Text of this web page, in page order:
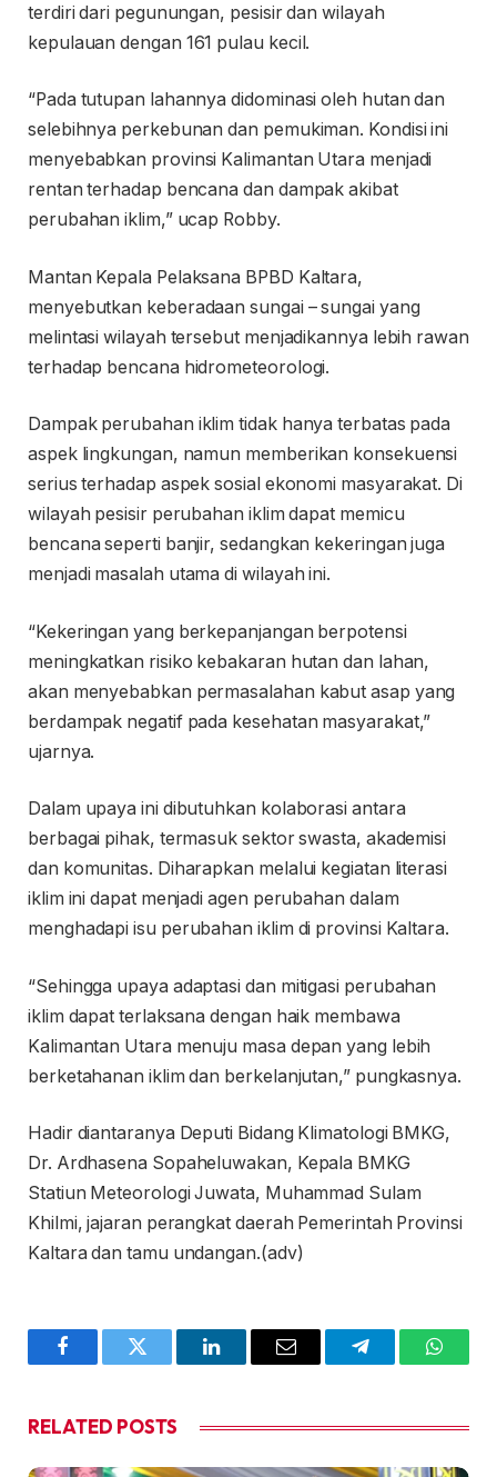
terdiri dari pegunungan, pesisir dan wilayah
kepulauan dengan 161 pulau kecil.
“Pada tutupan lahannya didominasi oleh hutan dan
selebihnya perkebunan dan pemukiman. Kondisi ini
menyebabkan provinsi Kalimantan Utara menjadi
rentan terhadap bencana dan dampak akibat
perubahan iklim,” ucap Robby.
Mantan Kepala Pelaksana BPBD Kaltara,
menyebutkan keberadaan sungai – sungai yang
melintasi wilayah tersebut menjadikannya lebih rawan
terhadap bencana hidrometeorologi.
Dampak perubahan iklim tidak hanya terbatas pada
aspek lingkungan, namun memberikan konsekuensi
serius terhadap aspek sosial ekonomi masyarakat. Di
wilayah pesisir perubahan iklim dapat memicu
bencana seperti banjir, sedangkan kekeringan juga
menjadi masalah utama di wilayah ini.
“Kekeringan yang berkepanjangan berpotensi
meningkatkan risiko kebakaran hutan dan lahan,
akan menyebabkan permasalahan kabut asap yang
berdampak negatif pada kesehatan masyarakat,”
ujarnya.
Dalam upaya ini dibutuhkan kolaborasi antara
berbagai pihak, termasuk sektor swasta, akademisi
dan komunitas. Diharapkan melalui kegiatan literasi
iklim ini dapat menjadi agen perubahan dalam
menghadapi isu perubahan iklim di provinsi Kaltara.
“Sehingga upaya adaptasi dan mitigasi perubahan
iklim dapat terlaksana dengan haik membawa
Kalimantan Utara menuju masa depan yang lebih
berketahanan iklim dan berkelanjutan,” pungkasnya.
Hadir diantaranya Deputi Bidang Klimatologi BMKG,
Dr. Ardhasena Sopaheluwakan, Kepala BMKG
Statiun Meteorologi Juwata, Muhammad Sulam
Khilmi, jajaran perangkat daerah Pemerintah Provinsi
Kaltara dan tamu undangan.(adv)
FacebookTwitter LinkedInEmail Telegram
RELATED POSTS